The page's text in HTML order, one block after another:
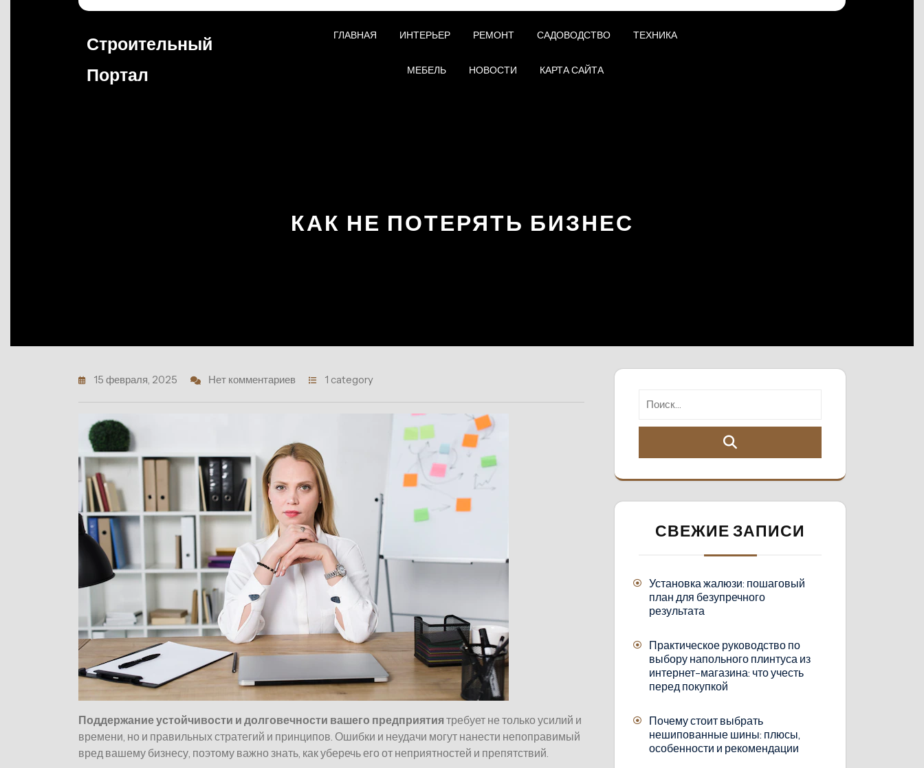
Строительный
Портал
ГЛАВНАЯ ИНТЕРЬЕР РЕМОНТ САДОВОДСТВО ТЕХНИКА
МЕБЕЛЬ НОВОСТИ КАРТА САЙТА
КАК НЕ ПОТЕРЯТЬ БИЗНЕС
15 февраля, 2025 Нет комментариев 1 category
Поддержание устойчивости и долговечности вашего предприятиятребует не только усилий и
времени, но и правильных стратегий и принципов. Ошибки и неудачи могут нанести непоправимый
вред вашему бизнесу, поэтому важно знать, как уберечь его от неприятностей и препятствий.
СВЕЖИЕ ЗАПИСИ
Установка жалюзи: пошаговый
план для безупречного
результата
Практическое руководство по
выбору напольного плинтуса из
интернет-магазина: что учесть
перед покупкой
Почему стоит выбрать
нешипованные шины: плюсы,
особенности и рекомендации